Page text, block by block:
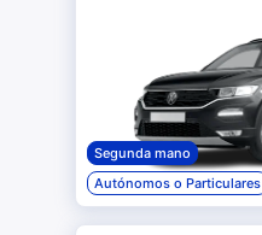
Segunda mano
Autónomos o Particulares